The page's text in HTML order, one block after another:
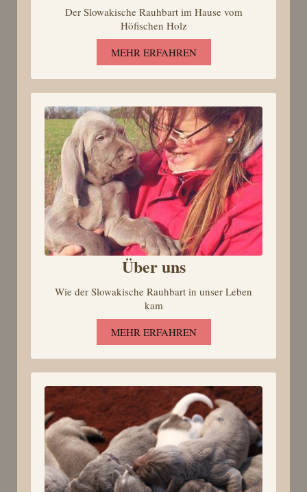
Der Slowakische Rauhbart im Hause vom
Höfischen Holz
MEHR ERFAHREN
Über uns
Wie der Slowakische Rauhbart in unser Leben
kam
MEHR ERFAHREN